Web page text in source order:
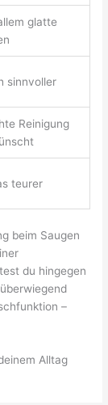
glatte
sinnvoller
Reinigung
teurer
beim Saugen
du hingegen
–
Alltag